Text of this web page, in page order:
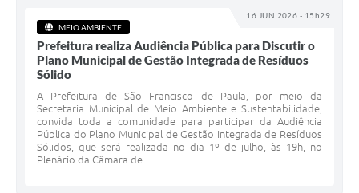
16 JUN 2026 - 15h29
MEIO AMBIENTE
Prefeitura realiza Audiência Pública para Discutir o
Plano Municipal de Gestão Integrada de Resíduos
Sólido
A Prefeitura de São Francisco de Paula, por meio da
Secretaria Municipal de Meio Ambiente e Sustentabilidade,
convida toda a comunidade para participar da Audiência
Pública do Plano Municipal de Gestão Integrada de Resíduos
Sólidos, que será realizada no dia 1º de julho, às 19h, no
Plenário da Câmara de...